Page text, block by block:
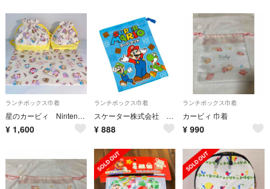
ランチボックス巾着
星のカービィ Nintendo お弁当袋 コップ袋 ランチョンマット
¥ 1,600
ランチボックス巾着
スケーター株式会社 スーパーマリオ 3Dランド 巾着袋 綿100% 日本製
¥ 888
ランチボックス巾着
カービィ 巾着
¥ 990